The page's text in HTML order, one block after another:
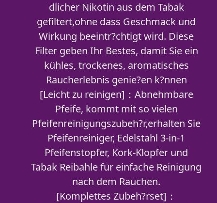
dlicher Nikotin aus dem Tabak
gefiltert,ohne dass Geschmack und
Wirkung beeintr?chtigt wird. Diese
Filter geben Ihr Bestes, damit Sie ein
kühles, trockenes, aromatisches
Raucherlebnis genie?en k?nnen
[Leicht zu reinigen]：Abnehmbare
Pfeife, kommt mit so vielen
Pfeifenreinigungszubeh?r,erhalten Sie
Pfeifenreiniger, Edelstahl 3-in-1
Pfeifenstopfer, Kork-Klopfer und
Tabak Reibahle für einfache Reinigung
nach dem Rauchen.
[Komplettes Zubeh?rset]：